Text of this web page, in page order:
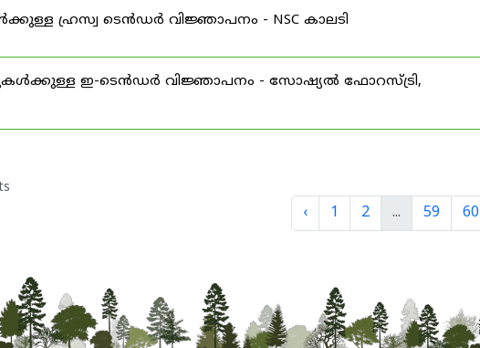
ഹ്രസ്വ ടെൻഡർ വിജ്ഞാപനം - NSC കാലടി
ഇ-ടെൻഡർ വിജ്ഞാപനം - സോഷ്യൽ ഫോറസ്ട്രി,
‹ 1 2 ... 59 60